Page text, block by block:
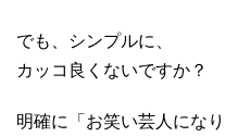
でも、シンプルに、
カッコ良くないですか？
明確に「お笑い芸人にな